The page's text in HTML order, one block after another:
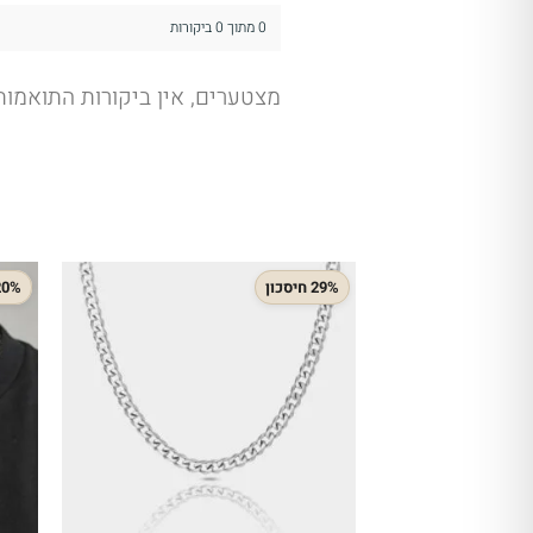
0 מתוך 0 ביקורות
מצטערים, אין ביקורות
29% חיסכון 20%